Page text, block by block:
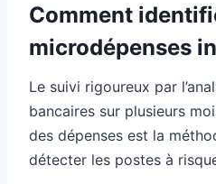
Comment
microdépenses
Le suivi rigoureux par
bancaires sur plusieurs
des dépenses est la
détecter les postes à